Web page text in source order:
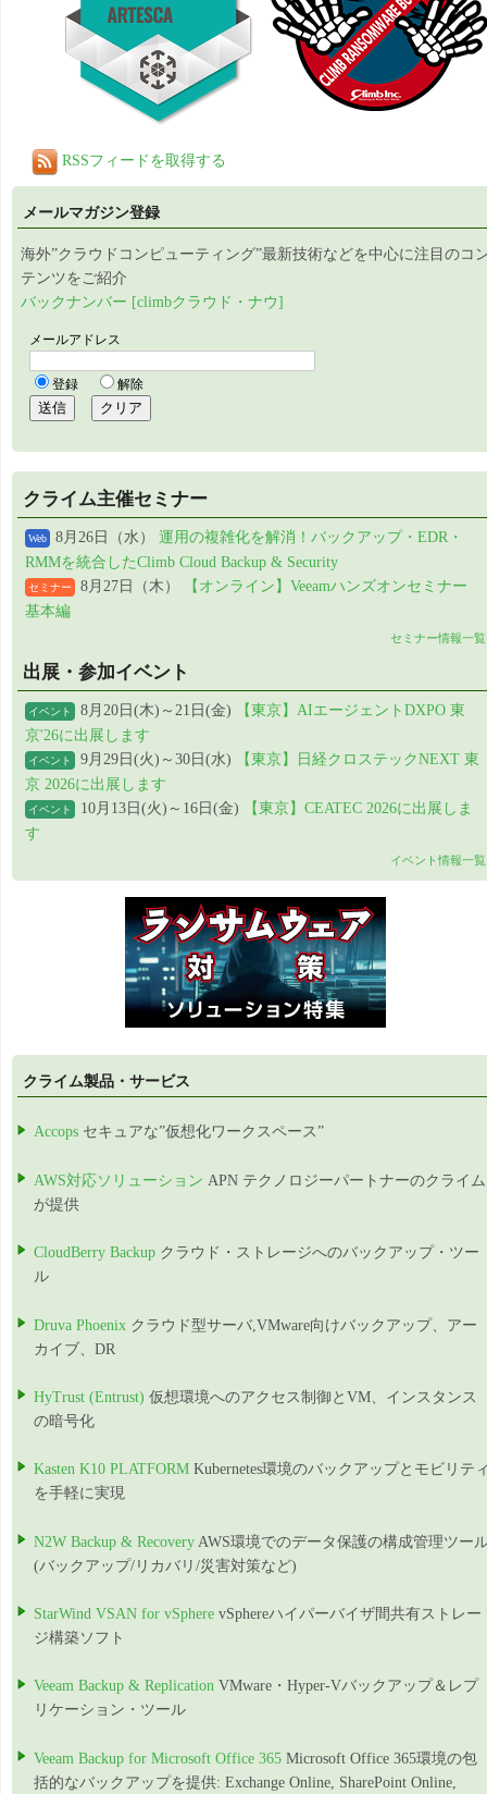
RSSフィードを取得する
メールマガジン登録
海外”クラウドコンピューティング”最新技術などを中心に注目のコ
テンツをご紹介
バックナンバー [climbクラウド・ナウ]
クライム主催セミナー
Web 8月26日（水） 運用の複雑化を解消！バックアップ・EDR・
RMMを統合したClimb Cloud Backup & Security
セミナー 8月27日（木）
【オンライン】Veeamハンズオンセミナー
基本編
セミナー情報一覧
出展・参加イベント
イベント 8月20日(木)～21日(金)
【東京】AIエージェントDXPO 東
京'26に出展します
イベント 9月29日(火)～30日(水)
【東京】日経クロステックNEXT 東
京 2026に出展します
イベント 10月13日(火)～16日(金)
【東京】CEATEC 2026に出展しま
す
イベント情報一覧
クライム製品・サービス
Accops セキュアな”仮想化ワークスペース”
AWS対応ソリューション APN テクノロジーパートナーのクライム
が提供
CloudBerry Backup クラウド・ストレージへのバックアップ・ツー
ル
Druva Phoenix クラウド型サーバ,VMware向けバックアップ、アー
カイブ、DR
HyTrust (Entrust) 仮想環境へのアクセス制御とVM、インスタンス
の暗号化
Kasten K10 PLATFORM Kubernetes環境のバックアップとモビリテ
を手軽に実現
N2W Backup & Recovery AWS環境でのデータ保護の構成管理ツー
(バックアップ/リカバリ/災害対策など)
StarWind VSAN for vSphere vSphereハイパーバイザ間共有ストレー
ジ構築ソフト
Veeam Backup & Replication VMware・Hyper-Vバックアップ＆レプ
リケーション・ツール
Veeam Backup for Microsoft Office 365 Microsoft Office 365環境の包
括的なバックアップを提供: Exchange Online, SharePoint Online,